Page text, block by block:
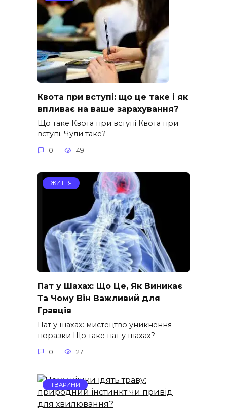
Квота при вступі: що це таке і як
впливає на ваше зарахування?
Що таке Квота при вступі Квота при
вступі. Чули таке?
0 49
ЖИТТЯ
Пат у Шахах: Що Це, Як Виникає
Та Чому Він Важливий для
Гравців
Пат у шахах: мистецтво уникнення
поразки Що таке пат у шахах?
0 27
ТВАРИНИ